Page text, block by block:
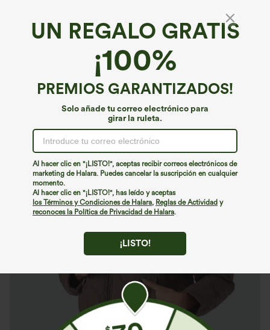
UN REGALO GRATIS
¡100%
PREMIOS GARANTIZADOS!
Solo añade tu correo electrónico para
girar la ruleta.
Al hacer clic en "¡LISTO!", aceptas recibir correos electrónicos de
marketing de Halara. Puedes cancelar la suscripción en cualquier
momento.
Al hacer clic en "¡LISTO!", has leído y aceptas
los Términos y Condiciones de Halara, Reglas de Actividad y
reconoces la Política de Privacidad de Halara.
¡LISTO!
Chaqueta acolchada casual con capucha y
cordón, mangas largas y bolsillos